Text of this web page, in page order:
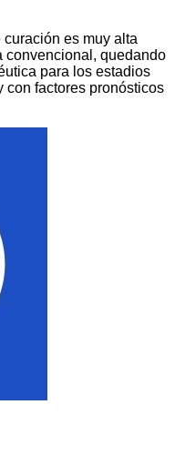
es muy alta
convencional, quedando
para los estadios
con factores pronósticos